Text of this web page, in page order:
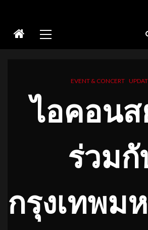
Menu
EVENT & CONCERT
ไอคอน
ร่วมกั
กรุงเทพม